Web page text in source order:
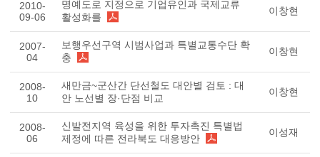
2010-
09-06
명예도로 지정으로 기업유인과 국제교류
활성화를
이창현
2007-
04
보행우선구역 시범사업과 특별교통수단 확
충
이창현
2008-
10
새만금~군산간 단선철도 대안별 검토 : 대
안 노선별 장·단점 비교
이창현
2008-
06
신발전지역 육성을 위한 투자촉진 특별법
제정에 따른 전라북도 대응방안
이성재